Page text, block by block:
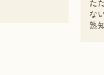
な
熟